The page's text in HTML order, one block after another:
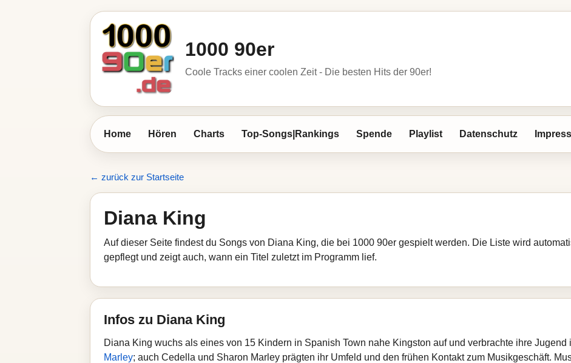
1000 90er
Coole Tracks einer coolen Zeit - Die besten Hits der 90er!
Home Hören Charts Top-Songs|Rankings Spende Playlist Datenschutz
← zurück zur Startseite
Diana King
Auf dieser Seite findest du Songs von Diana King, die bei 1000 90er gespielt werden. Die Liste wird
gepflegt und zeigt auch, wann ein Titel zuletzt im Programm lief.
Infos zu Diana King
Diana King wuchs als eines von 15 Kindern in Spanish Town nahe Kingston auf und verbrachte ihre Jugend
Marley; auch Cedella und Sharon Marley prägten ihr Umfeld und den frühen Kontakt zum Musikgeschäft.